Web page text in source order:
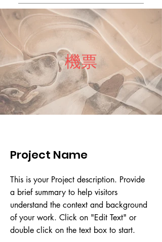
確認註冊碼: 支付完成後，您將收
到一個註冊碼。請記住這個碼，因
為您可能需要它來追蹤您的申請狀
態。 6.等待審核: 通常，審核過程
會在3-5個工作天內完成。 7.檢查
電子郵件或網站: 一旦您的申請被
批准，您將通過電子郵件或在網站
上接收一個確認。 8.收到郵件枝
後,再檢查列印的核對護照號碼,姓
名,入越南日期。 9.列印簽證確認:
是一個大致的指南，實際的步驟可
化。建議您仔細閱讀官方指引以確
保您遵循所有必要的步驟。 雖然申
請過程其實並不複雜。然而，有時
候線上系統網路當機或是沒有收到
簽證，或者您可能在填寫過程中有
候網路上塞車或是旅遊巔峰假期的
到來就容易當機上不去。想像一下
是全世界都簇擁要去。 4. 護照過
期自己沒有察覺：一個過期的護照
會立即導致您的申請被拒絕。 5.
資料錯誤或不完整：包括拼寫錯
誤、地址, 工作或照片不符合要求
等。 特別注意：各國簽證不核發、
晚核發或沒有核發，基本上都是不
需要給申請人理由的。 如果您遇到
光簽證、落地公文簽證和商務代領
服務，還有VIP快速通關服務。具體
價格和詳情，請查詢我們的客戶服
務人員。"
統會透過自動化程序進行初步審
核，這意味著任何不符合規定的照
片都會被立即拒絕。因此，在提交
申請前，請仔細閱讀和遵循所有照
片規定，以避免不必要的延誤和費
用。 新中旅快簽的每家分店都設有
大型的專業拍照機台，專為護照和
簽證證件照拍攝而設。我們了解越
南電子簽證對證件照的嚴格要求，
因此提供這項服務以確保您的照片
能避免因證件照不合規定而被拒的
風險。
功，請記得隨時找我們。我們的專
業服務旨在解除您的所有疑慮，讓
您的越南之旅更加輕鬆和愉快。
查看郵件和垃圾郵件夾：確認是否
收到來自越南公安的郵件，有時候
重要的通知可能會被誤判為垃圾郵
件。 聯繫越南移民局：使用提供的
聯繫資料或在官網上找到聯繫方
式，以查詢您的申請狀態。(可能回
復率低) 確認支付：確認您的支付
是否成功完成，有時支付問題可能
是申請沒有成功的原因。 確認資
料：仔細檢查您提供的所有資料是
直接專業幫助：如果以上所有步驟
都不能解決問題，或是懶得去了解,
您可能需要尋找專業的簽證代辦服
務來協助您。 重新申請並別忘記要
修改航班或是飯店行程：如果時間
允許，可以再重新申請一次。 落地
簽證作為替代方案：如果您沒有足
夠的時間等待線上申請的批准，您
​機票
Project Name
This is your Project description. Provide
a brief summary to help visitors
understand the context and background
of your work. Click on "Edit Text" or
double click on the text box to start.